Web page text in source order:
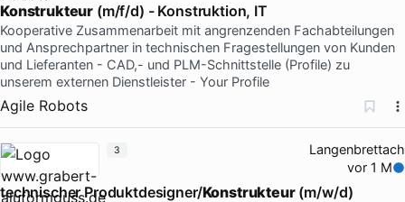
Konstrukteur (m/f/d) - Konstruktion, IT
Kooperative Zusammenarbeit mit angrenzenden Fachabteilungen
und Ansprechpartner in technischen Fragestellungen von Kunden
und Lieferanten - CAD,- und PLM-Schnittstelle (Profile) zu
unserem externen Dienstleister - Your Profile
Agile Robots
Langenbrettach
vor 1 M
technischer Produktdesigner/Konstrukteur(m/w/d)
3